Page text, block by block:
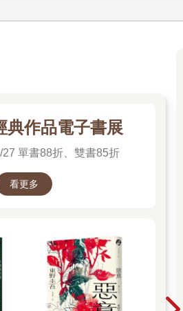
典作品電子書展
單書88折、雙書85折
看更多